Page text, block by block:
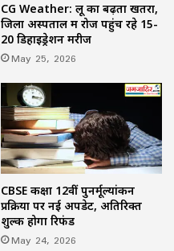
CG Weather: लू का बढ़ता खतरा,
जिला अस्पताल में रोज पहुंच रहे 15-
20 डिहाइड्रेशन मरीज
May 25, 2026
CBSE कक्षा 12वीं पुनर्मूल्यांकन
प्रक्रिया पर नई अपडेट, अतिरिक्त
शुल्क होगा रिफंड
May 24, 2026